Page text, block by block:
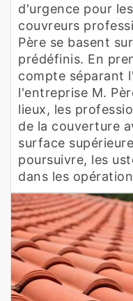
d'urgence pour
couvreurs
Père se basent
prédéfinis. En
compte séparant
l'entreprise M.
lieux, les
de la couverture
surface
poursuivre, les
dans les